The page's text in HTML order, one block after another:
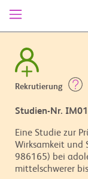
Rekrutierung
Studien-Nr.
Eine Studie zur
Wirksamkeit und
986165) bei
mittelschwerer